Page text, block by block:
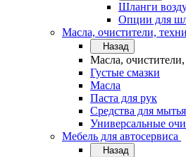
Шланги
Опции для
Масла, очистители,
Назад
Масла,
Густые смазки
Масла
Паста для рук
Средства для
Универсальные
Мебель для автосервиса
Назад